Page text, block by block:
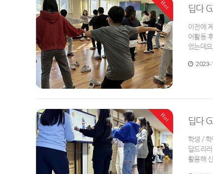
Hot 딥다
이전에
어활동
었는데
2023-
Hot 딥다
학생 / 학
달드리
활용해